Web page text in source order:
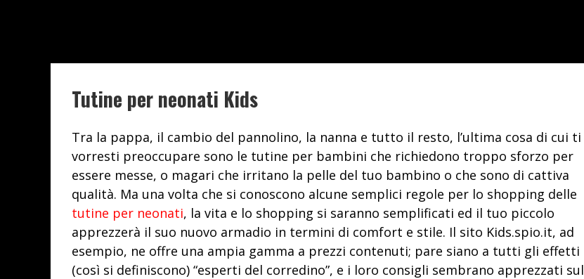
Tutine per neonati Kids
Tra la pappa, il cambio del pannolino, la nanna e tutto il resto, l’ultima cosa di cui ti
vorresti preoccupare sono le tutine per bambini che richiedono troppo sforzo per
essere messe, o magari che irritano la pelle del tuo bambino o che sono di cattiva
qualità. Ma una volta che si conoscono alcune semplici regole per lo shopping delle
tutine per neonati, la vita e lo shopping si saranno semplificati ed il tuo piccolo
apprezzerà il suo nuovo armadio in termini di comfort e stile. Il sito Kids.spio.it, ad
esempio, ne offre una ampia gamma a prezzi contenuti; pare siano a tutti gli effetti
(così si definiscono) “esperti del corredino”, e i loro consigli sembrano apprezzati sul